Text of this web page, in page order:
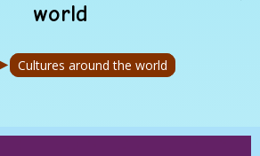
world
Cultures around the world